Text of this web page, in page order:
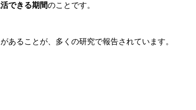
できる期間のことです。
あることが、多くの研究で報告されています。